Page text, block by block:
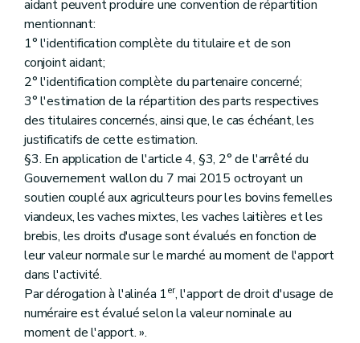
aidant peuvent produire une convention de répartition
mentionnant:
1° l'identification complète du titulaire et de son
conjoint aidant;
2° l'identification complète du partenaire concerné;
3° l'estimation de la répartition des parts respectives
des titulaires concernés, ainsi que, le cas échéant, les
justificatifs de cette estimation.
§3. En application de l'article 4, §3, 2° de l'arrêté du
Gouvernement wallon du 7 mai 2015 octroyant un
soutien couplé aux agriculteurs pour les bovins femelles
viandeux, les vaches mixtes, les vaches laitières et les
brebis, les droits d'usage sont évalués en fonction de
leur valeur normale sur le marché au moment de l'apport
dans l'activité.
Par dérogation à l'alinéa 1er, l'apport de droit d'usage de
numéraire est évalué selon la valeur nominale au
moment de l'apport. ».